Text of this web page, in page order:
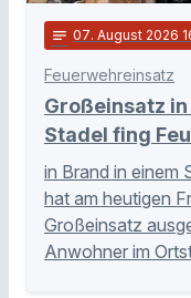
notes 07. August 2026
Feuerwehreinsatz
Großeinsatz
Stadel fing
in Brand in einem
hat am heutigen
Großeinsatz
Anwohner im